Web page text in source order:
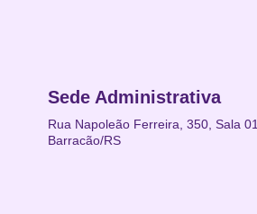
Sede Administrativa
Rua Napoleão Ferreira, 350, Sala 01.
Barracão/RS